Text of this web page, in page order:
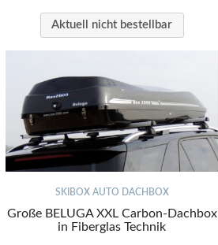
Aktuell nicht bestellbar
SKIBOX AUTO DACHBOX
Große BELUGA XXL Carbon-Dachbox
in Fiberglas Technik